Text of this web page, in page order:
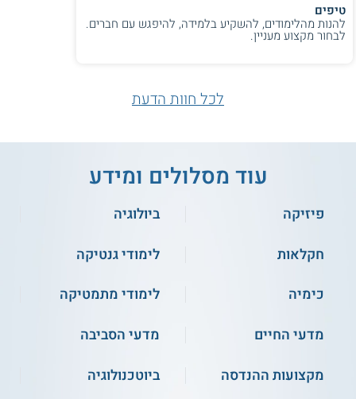
טיפים
להנות מהלימודים, להשקיע בלמידה, להיפגש עם חברים.
לבחור מקצוע מעניין.
לכל חוות הדעת
עוד מסלולים ומידע
פיזיקה
ביולוגיה
חקלאות
לימודי גנטיקה
כימיה
לימודי מתמטיקה
מדעי החיים
מדעי הסביבה
מקצועות ההנדסה
ביוטכנולוגיה